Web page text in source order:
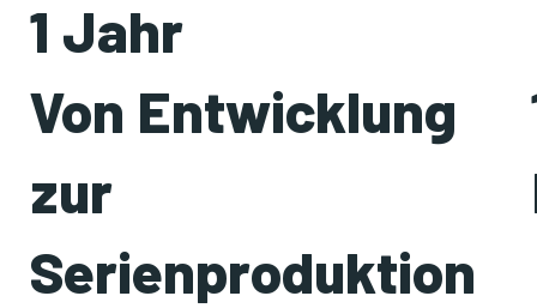
1 Jahr
Von Entwicklung
zur
Serienproduktion